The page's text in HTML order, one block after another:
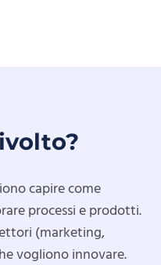
capire come
processi e prodotti.
(marketing,
vogliono innovare.